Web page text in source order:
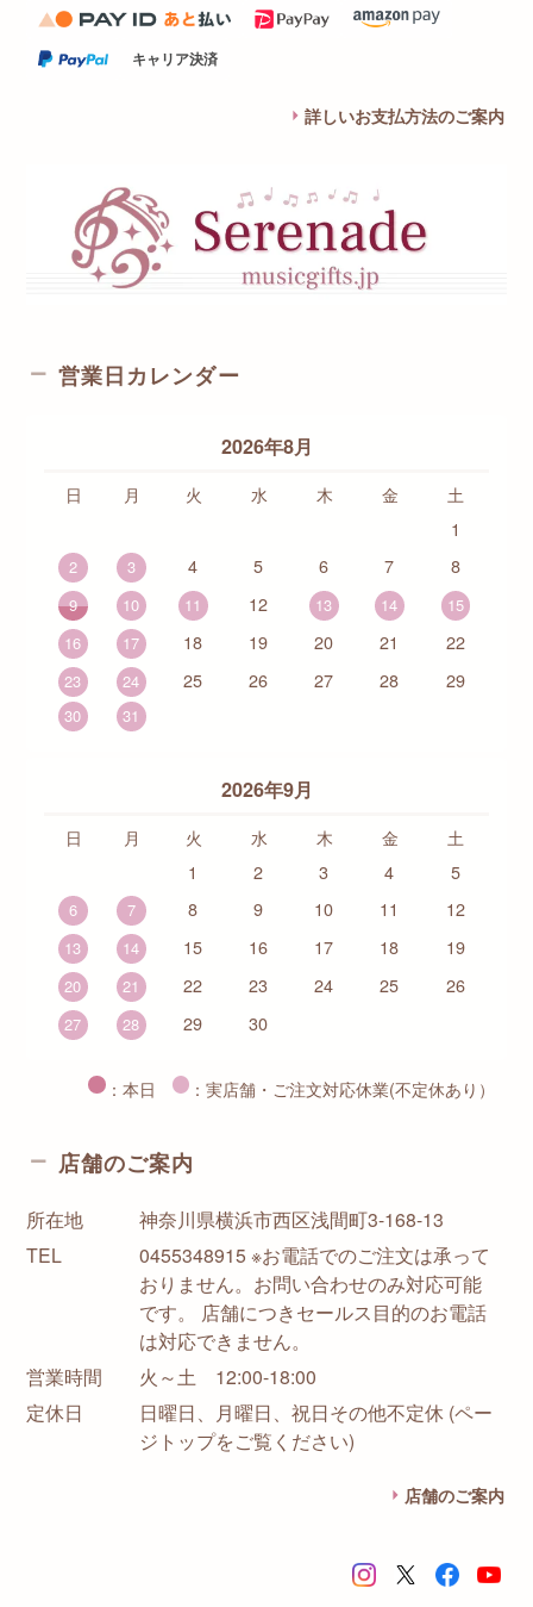
キャリア決済
詳しいお支払方法のご案内
営業日カレンダー
2026年8月
日 月 火 水 木 金
土
1
2 3 4 5 6 7 8
9 10 11 12 13 14
15
16
17 18 19 20 21 22
23 24 25 26 27 28 29
30 31
2026年9月
日 月 火 水 木 金
土
1
2 3 4 5
6 7 8 9 10 11 12
13 14 15 16 17 18 19
20 21 22 23 24 25 26
27 28 29 30
：本日 ：実店舗・ご注文対応休業(不定休あり）
店舗のご案内
所在地
神奈川県横浜市西区浅間町3-168-13
TEL
0455348915 ※お電話でのご注文は承って
おりません。お問い合わせのみ対応可能
です。 店舗につきセールス目的のお電話
は対応できません。
営業時間
火～土 12:00-18:00
定休日
日曜日、月曜日、祝日その他不定休 (ペー
ジトップをご覧ください)
店舗のご案内